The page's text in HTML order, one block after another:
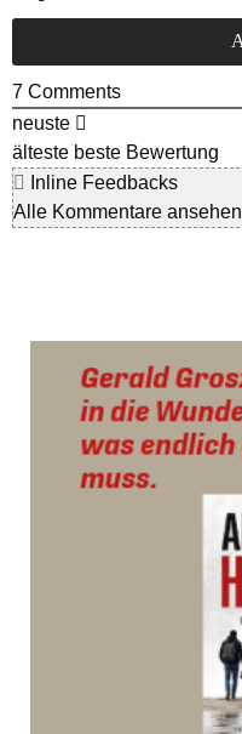
7 Comments
neuste
älteste beste Bewertung
Inline Feedbacks
Alle Kommentare ansehen